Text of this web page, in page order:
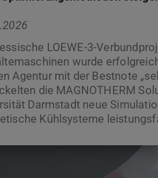
LOEWE-3-
wurde
Agentur mit der Bestnote
die MAGNOTHERM
Darmstadt neue
Kühlsysteme